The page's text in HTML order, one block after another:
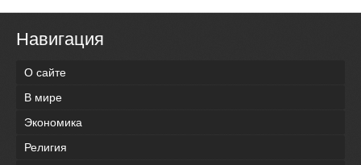
Навигация
О сайте
В мире
Экономика
Религия